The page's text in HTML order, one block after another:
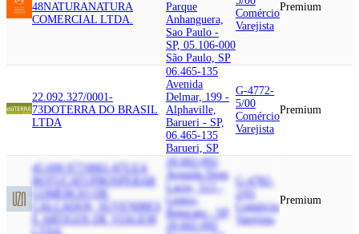
48NATURANATURA
COMERCIAL LTDA.
Parque
Anhanguera,
Sao Paulo -
SP, 05.106-000
São Paulo, SP
Comércio
Varejista
Premium
22.092.327/0001-
73DOTERRA DO BRASIL
LTDA
06.465-135
Avenida
Delmar, 199 -
Alphaville,
Barueri - SP,
06.465-135
Barueri, SP
G-4772-
5/00
Comércio
Varejista
Premium
45.699.977/0001-87
UZA
BOTUCATU
PROSPERAR
COMERCIO DE
CALCADOS, SUVENIRES
E ARTIGOS DE VIAGEM
18.602-092
Avenida Dom
Lucio, 513 -
Centro,
Botucatu - SP,
18.602-092
G-4782-
Comércio
Varejista
Premium